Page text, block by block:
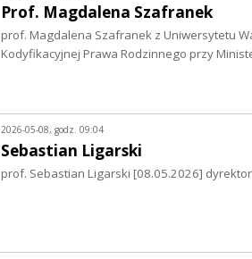
Prof. Magdalena Szafranek
prof. Magdalena Szafranek z Uniwersytetu
Kodyfikacyjnej Prawa Rodzinnego przy
2026-05-08, godz. 09:04
Sebastian Ligarski
prof. Sebastian Ligarski [08.05.2026]